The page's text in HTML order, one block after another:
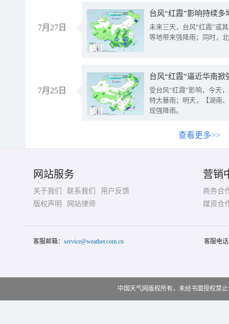
7月27日
台风“红霞”影响持续
未来三天，台风“红霞”或
等地带来强降雨；同时，
7月25日
台风“红霞”逼近华南
受台风“红霞”影响，今天
特大暴雨；明天，【湖南
现强降雨。
查看更多>>
网站服务
关于我们 联系我们
用户反馈
版权声明
网站律师
营销
商务合
媒资合
客服邮箱： service@weather.com.cn 客服电
中国天气网版权所有，未经书面授权